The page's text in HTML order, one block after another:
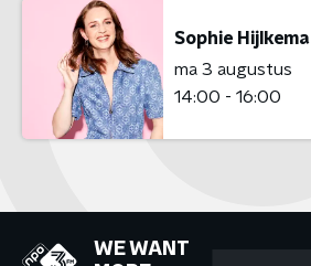
Sophie Hijlkema
ma 3 augustus
14:00 - 16:00
WE WANT